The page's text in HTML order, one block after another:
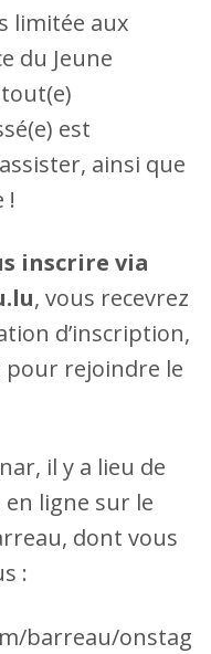
limitée aux
du Jeune
est
ainsi que
!
inscrire via
, vous recevrez
d’inscription,
rejoindre le
il y a lieu de
en ligne sur le
dont vous
:
barreau/onstag